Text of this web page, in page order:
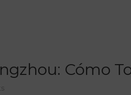
Cómo